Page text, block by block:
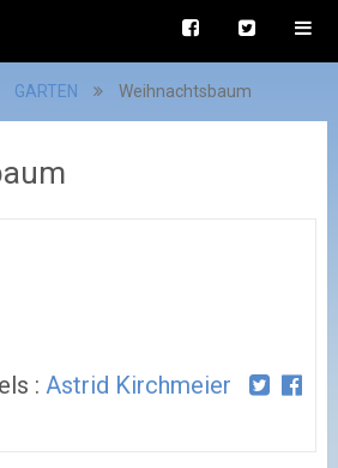
GARTEN Weihnachtsbaum
: Astrid Kirchmeier